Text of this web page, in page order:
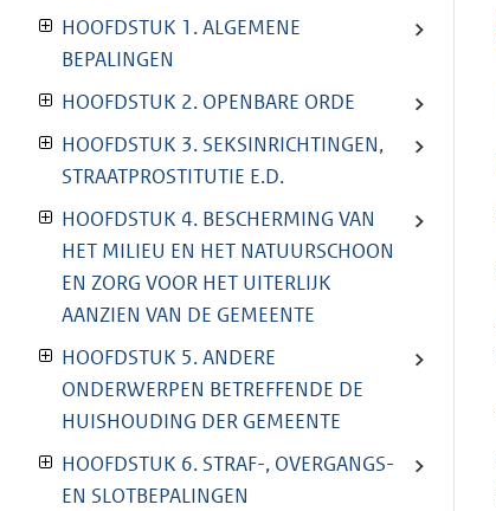
HOOFDSTUK 1. ALGEMENE
BEPALINGEN
HOOFDSTUK 2. OPENBARE ORDE
HOOFDSTUK 3. SEKSINRICHTINGEN,
STRAATPROSTITUTIE E.D.
HOOFDSTUK 4. BESCHERMING VAN
HET MILIEU EN HET NATUURSCHOON
EN ZORG VOOR HET UITERLIJK
AANZIEN VAN DE GEMEENTE
HOOFDSTUK 5. ANDERE
ONDERWERPEN BETREFFENDE DE
HUISHOUDING DER GEMEENTE
HOOFDSTUK 6. STRAF-, OVERGANGS-
EN SLOTBEPALINGEN